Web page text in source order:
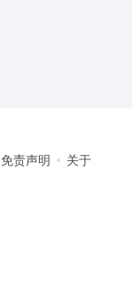
免责声明
关于